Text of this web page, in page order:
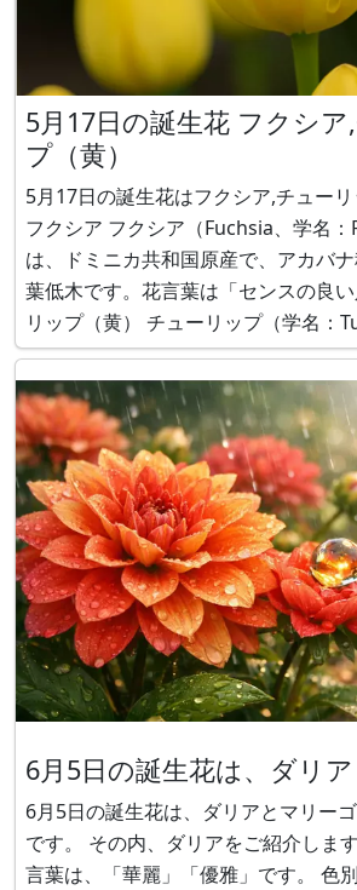
5月17日の誕生花 フクシア
プ（黄）
5月17日の誕生花はフクシア,チューリ
フクシア フクシア（Fuchsia、学名：
は、ドミニカ共和国原産で、アカバ
葉低木です。花言葉は「センスの良い人」
リップ（黄） チューリップ（学名：
コ原産でユリ科の耐寒性球根植物で
は「名声」です。 黄色い花を咲かせ
6月5日の誕生花は、ダリア
6月5日の誕生花は、ダリアとマリー
です。 その内、ダリアをご紹介しま
言葉は、「華麗」「優雅」です。 色